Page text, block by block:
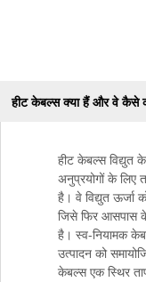
हीट केबल्स क्या हैं और वे कैसे
हीट केबल्स विद्युत
अनुप्रयोगों के लिए
है। वे विद्युत ऊर्जा
जिसे फिर आसपास के
है। स्व-नियामक
उत्पादन को
केबल्स एक स्थिर